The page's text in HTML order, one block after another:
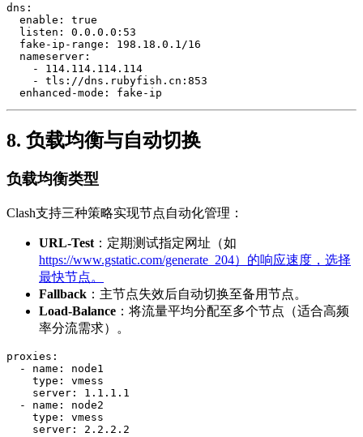
dns:
enable:
true
listen:
0.0 .0 .0 :53
fake-ip-range:
198.18 .0 .1 /16
nameserver:
-
114.114 .114 .114
-
tls://dns.rubyfish.cn:853
enhanced-mode:
fake-ip
8. 负载均衡与自动切换
负载均衡类型
Clash支持三种策略实现节点自动化管理：
URL-Test ：定期测试指定网址（如
https://www.gstatic.com/generate_204）的响应速度，选择
最快节点。
Fallback ：主节点失效后自动切换至备用节点。
Load-Balance ：将流量平均分配至多个节点（适合高频
率分流需求）。
proxies:
-
name:
node1
type:
vmess
server:
1.1 .1 .1
-
name:
node2
type:
vmess
server:
2.2 .2 .2